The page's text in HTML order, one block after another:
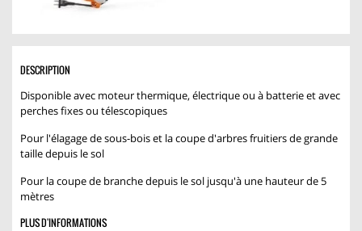
DESCRIPTION
Disponible avec moteur thermique, électrique ou à batterie et avec
perches fixes ou télescopiques
Pour l'élagage de sous-bois et la coupe d'arbres fruitiers de grande
taille depuis le sol
Pour la coupe de branche depuis le sol jusqu'à une hauteur de 5
mètres
PLUS D'INFORMATIONS